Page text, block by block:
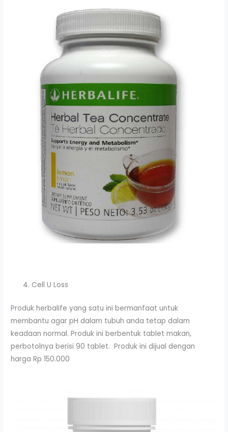
Cell U Loss
Produk herbalife yang satu ini bermanfaat untuk
membantu agar pH dalam tubuh anda tetap dalam
keadaan normal. Produk ini berbentuk tablet makan,
perbotolnya berisi 90 tablet. Produk ini dijual dengan
harga Rp 150.000